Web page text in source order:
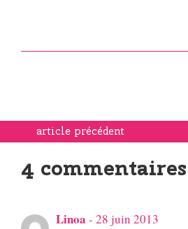
article précédent
4 commentaires
Linoa - 28 juin 2013